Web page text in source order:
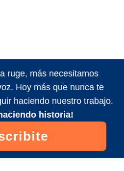
ruge, más necesitamos
Hoy más que nunca te
haciendo nuestro trabajo.
historia!